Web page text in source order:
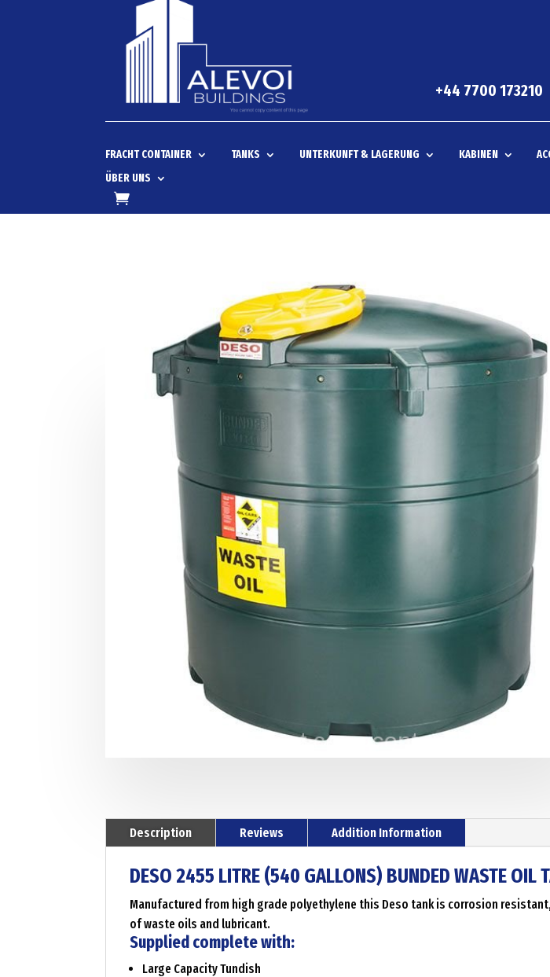
+44 7700 173210
FRACHT CONTAINER TANKS UNTERKUNFT & LAGERUNG KABINEN
ÜBER UNS
Description Reviews Addition Information
DESO 2455 LITRE (540 GALLONS) BUNDED WASTE OIL
Manufactured from high grade polyethylene this Deso tank is corrosion
of waste oils and lubricant.
Supplied complete with:
Large Capacity Tundish